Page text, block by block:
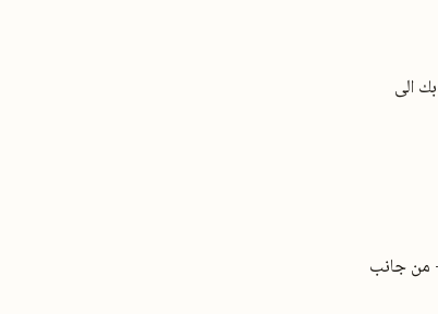
الى
- من جانب